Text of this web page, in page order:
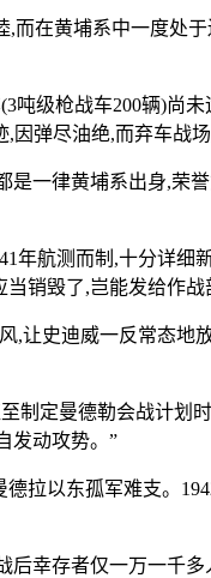
而在黄埔系中一度处
吨级枪战车200辆)尚
因弹尽油绝,而弃车战
是一律黄埔系出身,荣
年航测而制,十分详细
销毁了,岂能发给作战
,让史迪威一反常态地
制定曼德勒会战计划
发动攻势。”
拉以东孤军难支。
幸存者仅一万一千